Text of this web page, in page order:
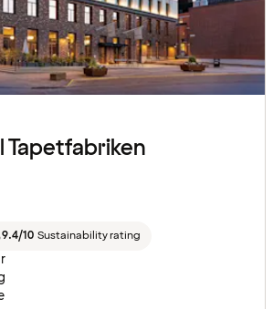
Tapetfabriken
9.4/10 Sustainability rating